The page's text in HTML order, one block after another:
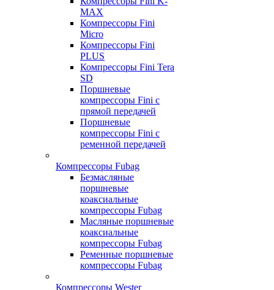
MAX
Компрессоры Fini
Micro
Компрессоры Fini
PLUS
Компрессоры Fini Tera
SD
Поршневые
компрессоры Fini с
прямой передачей
Поршневые
компрессоры Fini с
ременной передачей
Компрессоры Fubag
Безмасляные
поршневые
коаксиальные
компрессоры Fubag
Масляные поршневые
коаксиальные
компрессоры Fubag
Ременные поршневые
компрессоры Fubag
Компрессоры Wester